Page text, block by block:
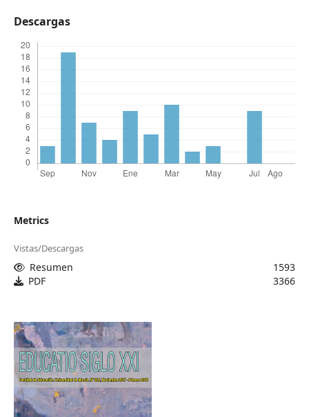
Descargas
Metrics
Vistas/Descargas
Resumen
1593
PDF
3366